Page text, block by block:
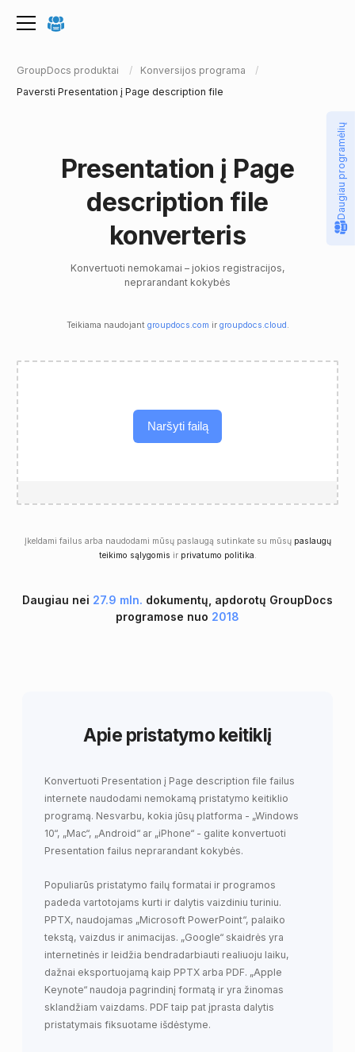
GroupDocs produktai
Konversijos programa
Paversti Presentation į Page description file
Presentation į Page
description file
konverteris
Konvertuoti nemokamai – jokios registracijos,
neprarandant kokybės
Teikiama naudojant groupdocs.com ir groupdocs.cloud .
Naršyti failą
Įkeldami failus arba naudodami mūsų paslaugą sutinkate su mūsų paslaugų
teikimo sąlygomis ir privatumo politika.
Daugiau nei 27.9 mln. dokumentų, apdorotų GroupDocs
programose nuo 2018
Apie pristatymo keitiklį
Konvertuoti Presentation į Page description file failus
internete naudodami nemokamą pristatymo keitiklio
programą. Nesvarbu, kokia jūsų platforma - „Windows
10“, „Mac“, „Android“ ar „iPhone“ - galite konvertuoti
Presentation failus neprarandant kokybės.
Populiarūs pristatymo failų formatai ir programos
padeda vartotojams kurti ir dalytis vaizdiniu turiniu.
PPTX, naudojamas „Microsoft PowerPoint“, palaiko
tekstą, vaizdus ir animacijas. „Google“ skaidrės yra
internetinės ir leidžia bendradarbiauti realiuoju laiku,
dažnai eksportuojamą kaip PPTX arba PDF. „Apple
Keynote“ naudoja pagrindinį formatą ir yra žinomas
sklandžiam vaizdams. PDF taip pat įprasta dalytis
pristatymais fiksuotame išdėstyme.
Daugiau programėlių